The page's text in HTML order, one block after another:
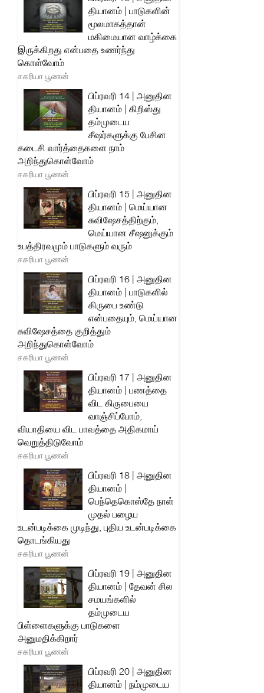
தியானம் | பாடுகளின்
மூலமாகத்தான்
மகிமையான வாழ்க்கை
இருக்கிறது என்பதை உணர்ந்து
கொள்வோம்
சகரியா பூணன்
பிப்ரவரி 14 | அனுதின
தியானம் | கிறிஸ்து
தம்முடைய
சீஷர்களுக்கு பேசின
கடைசி வார்த்தைகளை நாம்
அறிந்துகொள்வோம்
சகரியா பூணன்
பிப்ரவரி 15 | அனுதின
தியானம் | மெய்யான
சுவிஷேசத்திற்கும்,
மெய்யான சீஷனுக்கும்
உபத்திரவமும் பாடுகளும் வரும்
சகரியா பூணன்
பிப்ரவரி 16 | அனுதின
தியானம் | பாடுகளில்
கிருபை உண்டு
என்பதையும், மெய்யான
சுவிஷேசத்தை குறித்தும்
அறிந்துகொள்வோம்
சகரியா பூணன்
பிப்ரவரி 17 | அனுதின
தியானம் | பணத்தை
விட கிருபையை
வாஞ்சிப்போம்,
வியாதியை விட பாவத்தை அதிகமாய்
வெறுத்திடுவோம்
சகரியா பூணன்
பிப்ரவரி 18 | அனுதின
தியானம் |
பெந்தெகொஸ்தே நாள்
முதல் பழைய
உடன்படிக்கை முடிந்து, புதிய உடன்படிக்கை
தொடங்கியது
சகரியா பூணன்
பிப்ரவரி 19 | அனுதின
தியானம் | தேவன் சில
சமயங்களில்
தம்முடைய
பிள்ளைகளுக்கு பாடுகளை
அனுமதிக்கிறார்
சகரியா பூணன்
பிப்ரவரி 20 | அனுதின
தியானம் | நம்முடைய